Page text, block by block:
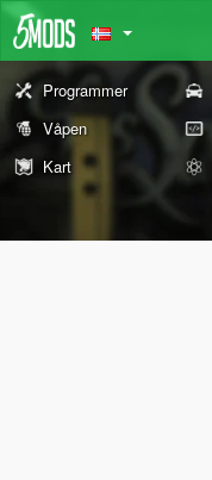
Programmer
Våpen
Kart